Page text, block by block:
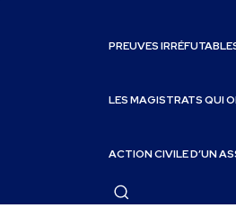
PREUVES
LES MAGISTRATS QUI
ACTION CIVILE D’UN